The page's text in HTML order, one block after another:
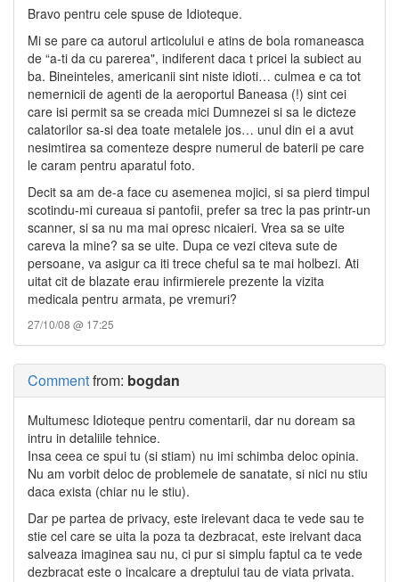
Bravo pentru cele spuse de Idioteque.
Mi se pare ca autorul articolului e atins de bola romaneasca
de “a-ti da cu parerea", indiferent daca t pricei la subiect au
ba. Bineinteles, americanii sint niste idioti… culmea e ca tot
nemernicii de agenti de la aeroportul Baneasa (!) sint cei
care isi permit sa se creada mici Dumnezei si sa le dicteze
calatorilor sa-si dea toate metalele jos… unul din ei a avut
nesimtirea sa comenteze despre numerul de baterii pe care
le caram pentru aparatul foto.
Decit sa am de-a face cu asemenea mojici, si sa pierd timpul
scotindu-mi cureaua si pantofii, prefer sa trec la pas printr-un
scanner, si sa nu ma mai opresc nicaieri. Vrea sa se uite
careva la mine? sa se uite. Dupa ce vezi citeva sute de
persoane, va asigur ca iti trece cheful sa te mai holbezi. Ati
uitat cit de blazate erau infirmierele prezente la vizita
medicala pentru armata, pe vremuri?
27/10/08 @ 17:25
Commentfrom: bogdan
Multumesc Idioteque pentru comentarii, dar nu doream sa
intru in detaliile tehnice.
Insa ceea ce spui tu (si stiam) nu imi schimba deloc opinia.
Nu am vorbit deloc de problemele de sanatate, si nici nu stiu
daca exista (chiar nu le stiu).
Dar pe partea de privacy, este irelevant daca te vede sau te
stie cel care se uita la poza ta dezbracat, este irelvant daca
salveaza imaginea sau nu, ci pur si simplu faptul ca te vede
dezbracat este o incalcare a dreptului tau de viata privata.